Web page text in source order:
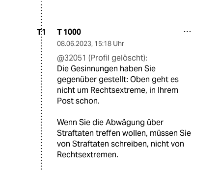
T1 T 1000
08.06.2023, 15:18 Uhr
@32051 (Profil gelöscht):
Die Gesinnungen haben Sie
gegenüber gestellt: Oben geht es
nicht um Rechtsextreme, in Ihrem
Post schon.
Wenn Sie die Abwägung über
Straftaten treffen wollen, müssen Sie
von Straftaten schreiben, nicht von
Rechtsextremen.